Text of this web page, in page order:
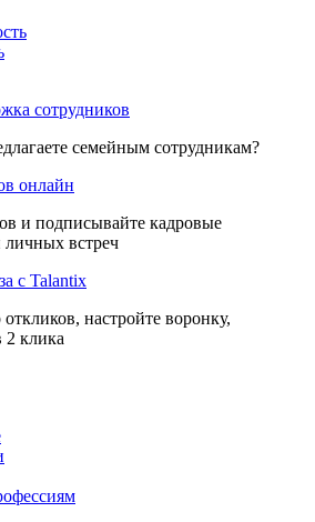
сотрудников
семейным сотрудникам?
онлайн
и подписывайте кадровые
личных встреч
с Talantix
настройте воронку,
2 клика